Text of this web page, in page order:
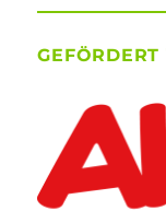
GEFÖRDERT